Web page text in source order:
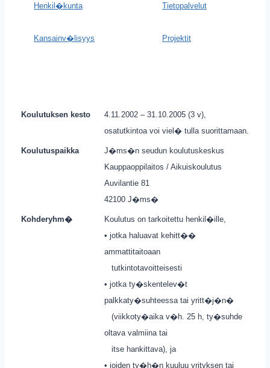
Henkil�kunta Tietopalvelut
Kansainv�lisyys Projektit
Koulutuksen kesto
4.11.2002 – 31.10.2005 (3 v),
osatutkintoa voi viel� tulla suorittamaan.
Koulutuspaikka
J�ms�n seudun koulutuskeskus
Kauppaoppilaitos / Aikuiskoulutus
Auvilantie 81
42100 J�ms�
Kohderyhm�
Koulutus on tarkoitettu henkil�ille,
• jotka haluavat kehitt��
ammattitaitoaan
tutkintotavoitteisesti
• jotka ty�skentelev�t
palkkaty�suhteessa tai yritt�j�n�
(viikkoty�aika v�h. 25 h, ty�suhde
oltava valmiina tai
itse hankittava), ja
• joiden ty�h�n kuuluu yrityksen tai